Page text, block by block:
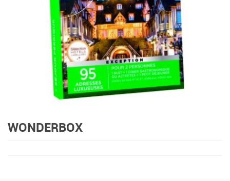
WONDERBOX